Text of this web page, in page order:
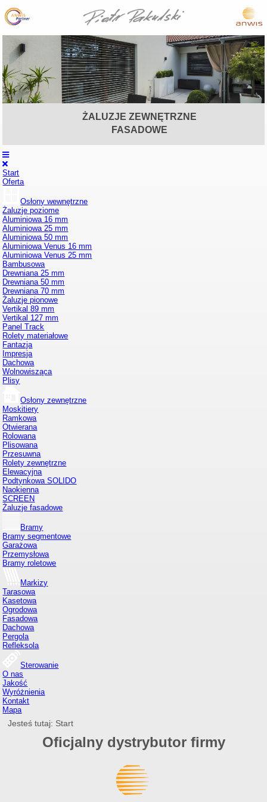
ŻALUZJE ZEWNĘTRZNE
FASADOWE
CISZA OCHRONA KOMFORT
STYL PRYWATNOŚĆ
OSŁONY
WEWNĘTRZNE
OSŁONY
ZEWNĘTRZNE
BRAMY
MARKIZY
INTELIGENTNY DOM
Start
Oferta
Osłony wewnętrzne
Żaluzje poziome
Aluminiowa 16 mm
Aluminiowa 25 mm
Aluminiowa 50 mm
Aluminiowa Venus 16 mm
Aluminiowa Venus 25 mm
Bambusowa
Drewniana 25 mm
Drewniana 50 mm
Drewniana 70 mm
Żaluzje pionowe
Vertikal 89 mm
Vertikal 127 mm
Panel Track
Rolety materiałowe
Fantazja
Impresja
Dachowa
Wolnowisząca
Plisy
Osłony zewnętrzne
Moskitiery
Ramkowa
Otwierana
Rolowana
Plisowana
Przesuwna
Rolety zewnętrzne
Elewacyjna
Podtynkowa SOLIDO
Naokienna
SCREEN
Żaluzje fasadowe
Bramy
Bramy segmentowe
Garażowa
Przemysłowa
Bramy roletowe
Markizy
Tarasowa
Kasetowa
Ogrodowa
Fasadowa
Dachowa
Pergola
Refleksola
Sterowanie
O nas
Jakość
Wyróżnienia
Kontakt
Mapa
Jesteś tutaj: Start
Oficjalny dystrybutor firmy